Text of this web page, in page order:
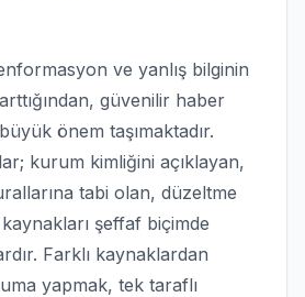
ve yanlış bilginin
güvenilir haber
önem taşımaktadır.
kurum kimliğini açıklayan,
tabi olan, düzeltme
şeffaf biçimde
Farklı kaynaklardan
yapmak, tek taraflı